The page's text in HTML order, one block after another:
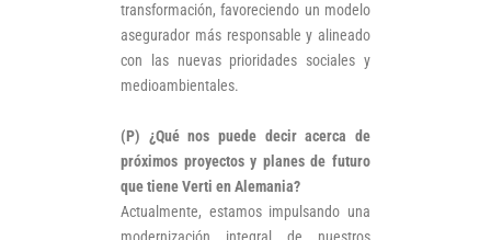
transformación, favoreciendo un modelo
asegurador más responsable y alineado
con las nuevas prioridades sociales y
medioambientales.
(P) ¿Qué nos puede decir acerca de
próximos proyectos y planes de futuro
que tiene Verti en Alemania?
Actualmente, estamos impulsando una